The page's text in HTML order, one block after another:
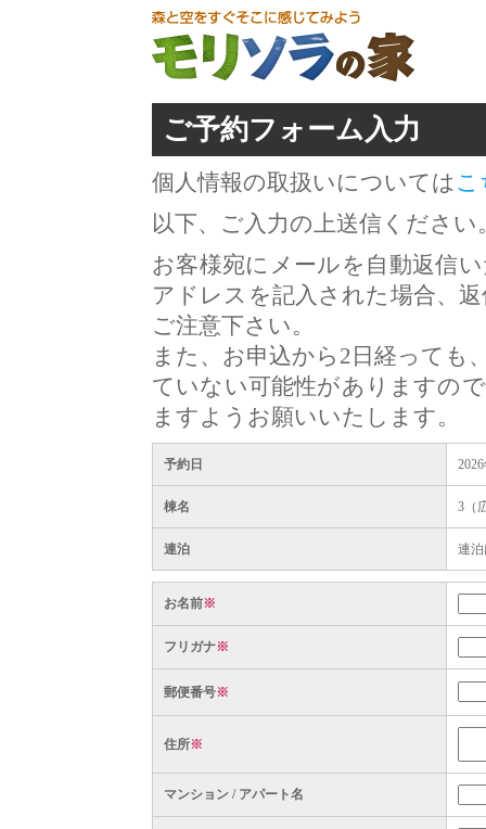
ご予約フォーム入力
個人情報の取扱いについては こ
以下、ご入力の上送信ください
お客様宛にメールを自動返信
アドレスを記入された場合、
ご注意下さい。
また、お申込から2日経っても
ていない可能性がありますの
ますようお願いいたします。
予約日
棟名 3（
連泊 連
お名前※
フリガナ※
郵便番号※
住所※
マンション / アパート名